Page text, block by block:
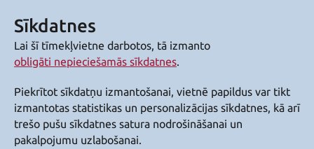
Sīkdatnes
Lai šī tīmekļvietne darbotos, tā izmanto
obligāti nepieciešamās sīkdatnes.
Piekrītot sīkdatņu izmantošanai, vietnē papildus var tikt
izmantotas statistikas un personalizācijas sīkdatnes, kā arī
trešo pušu sīkdatnes satura nodrošināšanai un
pakalpojumu uzlabošanai.